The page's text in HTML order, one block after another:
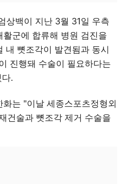
상백이 지난 3월 31일 우측
군에 합류해 병원 검진을
내 뼛조각이 발견됨과 동시
진행돼 수술이 필요하다는
.
는 "이날 세종스포츠정형외
건술과 뼛조각 제거 수술을